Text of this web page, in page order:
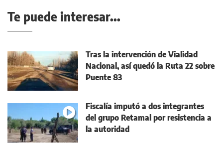
Te puede interesar...
Tras la intervención de Vialidad
Nacional, así quedó la Ruta 22 sobre
Puente 83
Fiscalía imputó a dos integrantes
del grupo Retamal por resistencia a
la autoridad